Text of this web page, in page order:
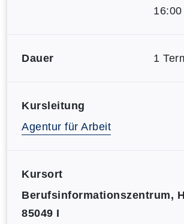
Dauer 1
Kursleitung
Agentur für Arbeit
Kursort
Berufsinformationszentrum,
85049 I